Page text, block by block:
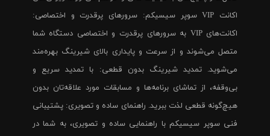
اکانت VIP سوپر سیسیکم: سرورهای پرقدرت و اختصاصی:
اکانت‌های VIP به سرورهای پرقدرت و اختصاصی دستگاه شما
متصل می‌شوند و از سرعت و پایداری بالای شیرینگ بهره‌مند
می‌شوید. تمدید شیرینگ بدون قطعی: با تمدید سریع و
بی‌وقفه، از تماشای برنامه‌ها و مسابقات مورد علاقه‌تان بدون
هیچ‌گونه قطعی لذت ببرید. راهنمای ساده و تصویری: پشتیبانی
فنی سوپر سیسیکم با راهنمایی ساده و تصویری، به شما در